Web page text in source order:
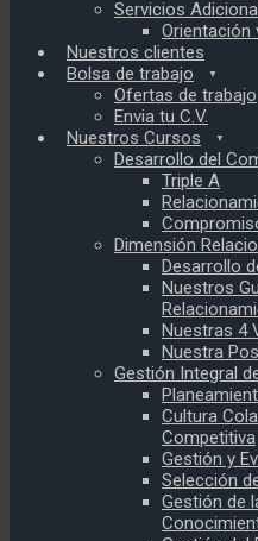
Servicios
Orientación
Nuestros clientes
Bolsa de trabajo
Ofertas de trabajo
Envia tu C.V.
Nuestros Cursos
Desarrollo del
Triple A
Dimensión
Desarrollo
Nuestros
Nuestras 4
Nuestra
Gestión Integral
Cultura
Competitiva
Gestión y
Selección
Gestión de